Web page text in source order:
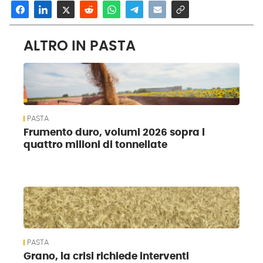
ALTRO IN PASTA
PASTA
Frumento duro, volumi 2026 sopra i
quattro milioni di tonnellate
PASTA
Grano, la crisi richiede interventi